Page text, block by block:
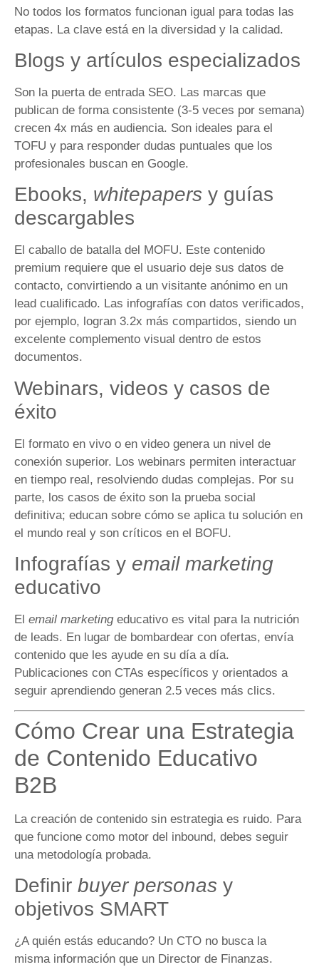
No todos los formatos funcionan igual para todas las
etapas. La clave está en la diversidad y la calidad.
Blogs y artículos especializados
Son la puerta de entrada SEO. Las marcas que
publican de forma consistente (3-5 veces por semana)
crecen 4x más en audiencia. Son ideales para el
TOFU y para responder dudas puntuales que los
profesionales buscan en Google.
Ebooks, whitepapers y guías
descargables
El caballo de batalla del MOFU. Este contenido
premium requiere que el usuario deje sus datos de
contacto, convirtiendo a un visitante anónimo en un
lead cualificado. Las infografías con datos verificados,
por ejemplo, logran 3.2x más compartidos, siendo un
excelente complemento visual dentro de estos
documentos.
Webinars, videos y casos de
éxito
El formato en vivo o en video genera un nivel de
conexión superior. Los webinars permiten interactuar
en tiempo real, resolviendo dudas complejas. Por su
parte, los casos de éxito son la prueba social
definitiva; educan sobre cómo se aplica tu solución en
el mundo real y son críticos en el BOFU.
Infografías y email marketing
educativo
El email marketingeducativo es vital para la nutrición
de leads. En lugar de bombardear con ofertas, envía
contenido que les ayude en su día a día.
Publicaciones con CTAs específicos y orientados a
seguir aprendiendo generan 2.5 veces más clics.
Cómo Crear una Estrategia
de Contenido Educativo
B2B
La creación de contenido sin estrategia es ruido. Para
que funcione como motor del inbound, debes seguir
una metodología probada.
Definir buyer personas y
objetivos SMART
¿A quién estás educando? Un CTO no busca la
misma información que un Director de Finanzas.